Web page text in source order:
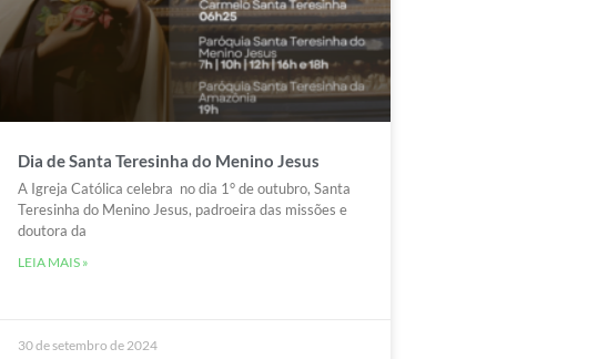
Dia de Santa Teresinha do Menino Jesus
A Igreja Católica celebra no dia 1° de outubro, Santa
Teresinha do Menino Jesus, padroeira das missões e
doutora da
LEIA MAIS »
30 de setembro de 2024